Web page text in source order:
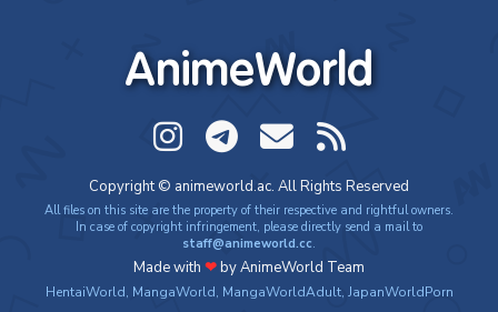
AnimeWorld
Copyright © animeworld.ac. All Rights Reserved
All files on this site are the property of their respective and rightful owners.
In case of copyright infringement, please directly send a mail to
staff@animeworld.cc.
Made with ❤by AnimeWorld Team
HentaiWorld, MangaWorld, MangaWorldAdult, JapanWorldPorn